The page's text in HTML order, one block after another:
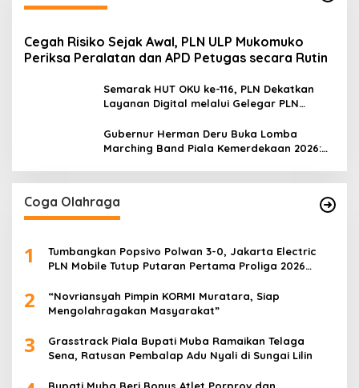
Cegah Risiko Sejak Awal, PLN ULP Mukomuko
Periksa Peralatan dan APD Petugas secara Rutin
Semarak HUT OKU ke-116, PLN Dekatkan
Layanan Digital melalui Gelegar PLN
Gubernur Herman Deru Buka Lomba
Marching Band Piala Kemerdekaan 2026:
Coga Olahraga
1
Tumbangkan Popsivo Polwan 3-0, Jakarta Electric
PLN Mobile Tutup Putaran Pertama Proliga 2026
2
“Novriansyah Pimpin KORMI Muratara, Siap
Mengolahragakan Masyarakat”
3
Grasstrack Piala Bupati Muba Ramaikan Telaga
Sena, Ratusan Pembalap Adu Nyali di Sungai Lilin
Bupati Muba Beri Bonus Atlet Porprov dan